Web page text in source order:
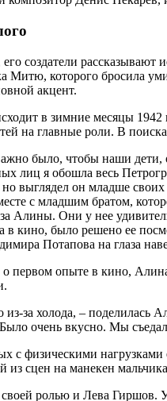
создатели рассказывают
Митю, которого бросила
акцент.
в зимние месяцы 1942
на главные роли. В
было, чтобы наши дети,
лиц я обошла весь
выглядел он младше
с младшим братом,
Алины. Они у нее
в кино, было решено ее
Потапова на глаза
о первом опыте в кино,
из-за холода, – поделилась
очень вкусно. Мы
с физическими
сцен на манекен
ролью и Лева Гиршов.